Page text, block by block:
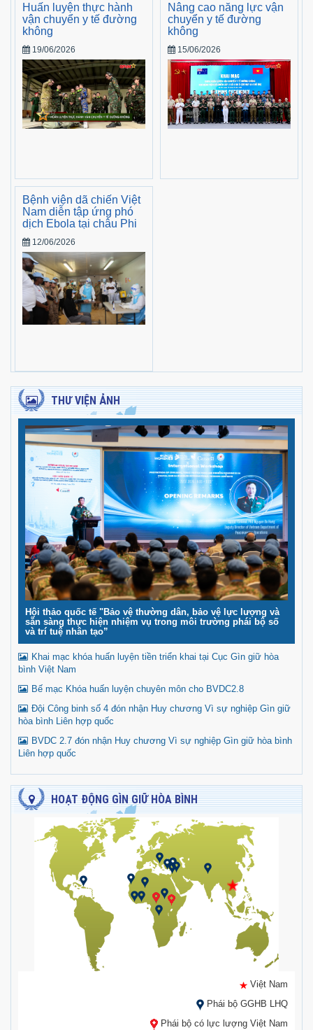
Huấn luyện thực hành
vận chuyển y tế đường
không
19/06/2026
Nâng cao năng lực vận
chuyển y tế đường
không
15/06/2026
Bệnh viện dã chiến Việt
Nam diễn tập ứng phó
dịch Ebola tại châu Phi
12/06/2026
THƯ VIỆN ẢNH
Hội thảo quốc tế "Bảo vệ thường dân, bảo vệ lực lượng và
sẵn sàng thực hiện nhiệm vụ trong môi trường phái bộ số
và trí tuệ nhân tạo”
Khai mạc khóa huấn luyện tiền triển khai tại Cục Gìn giữ hòa
bình Việt Nam
Bế mạc Khóa huấn luyện chuyên môn cho BVDC2.8
Đội Công binh số 4 đón nhận Huy chương Vì sự nghiệp Gìn giữ
hòa bình Liên hợp quốc
BVDC 2.7 đón nhận Huy chương Vì sự nghiệp Gìn giữ hòa bình
Liên hợp quốc
HOẠT ĐỘNG GÌN GIỮ HÒA BÌNH
Việt Nam
Phái bộ GGHB LHQ
Phái bộ có lực lượng Việt Nam